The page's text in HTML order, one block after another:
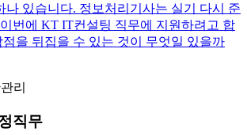
나 있습니다. 정보처리기사는 실기 다시 준
번에 KT IT컨설팅 직무에 지원하려고 합
점을 뒤집을 수 있는 것이 무엇일 있을까
리
직무